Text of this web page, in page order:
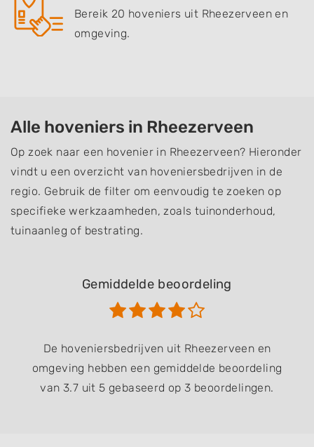
Bereik 20 hoveniers uit Rheezerveen en
omgeving.
Alle hoveniers in Rheezerveen
Op zoek naar een hovenier in Rheezerveen? Hieronder
vindt u een overzicht van hoveniersbedrijven in de
regio. Gebruik de filter om eenvoudig te zoeken op
specifieke werkzaamheden, zoals tuinonderhoud,
tuinaanleg of bestrating.
Gemiddelde beoordeling
De hoveniersbedrijven uit Rheezerveen en
omgeving hebben een gemiddelde beoordeling
van 3.7 uit 5 gebaseerd op 3 beoordelingen.